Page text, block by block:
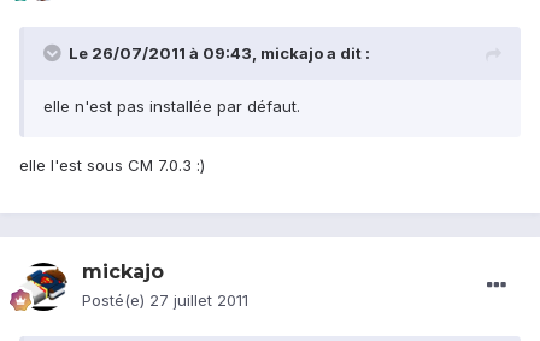
Le 26/07/2011 à 09:43, mickajo a dit :
elle n'est pas installée par défaut.
elle l'est sous CM 7.0.3 :)
mickajo
Posté(e) 27 juillet 2011